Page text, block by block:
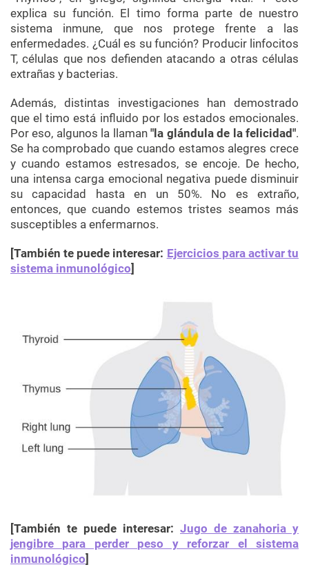
explica su función. El timo forma parte de nuestro
sistema inmune, que nos protege frente a las
enfermedades. ¿Cuál es su función? Producir linfocitos
T, células que nos defienden atacando a otras células
extrañas y bacterias.
Además, distintas investigaciones han demostrado
que el timo está influido por los estados emocionales.
Por eso, algunos la llaman"la glándula de la felicidad".
Se ha comprobado que cuando estamos alegres crece
y cuando estamos estresados, se encoje. De hecho,
una intensa carga emocional negativa puede disminuir
su capacidad hasta en un 50%. No es extraño,
entonces, que cuando estemos tristes seamos más
susceptibles a enfermarnos.
[También te puede interesar: Ejercicios para activar tu
sistema inmunológico]
[También te puede interesar: Jugo de zanahoria y
jengibre para perder peso y reforzar el sistema
inmunológico]